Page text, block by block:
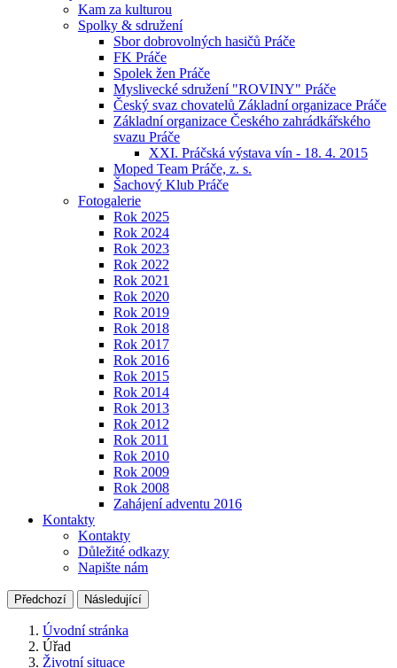
Kam za kulturou
Spolky & sdružení
Sbor dobrovolných hasičů Práče
FK Práče
Spolek žen Práče
Myslivecké sdružení "ROVINY" Práče
Český svaz chovatelů Základní organizace Práče
Základní organizace Českého zahrádkářského
svazu Práče
XXI. Práčská výstava vín - 18. 4. 2015
Moped Team Práče, z. s.
Šachový Klub Práče
Fotogalerie
Rok 2025
Rok 2024
Rok 2023
Rok 2022
Rok 2021
Rok 2020
Rok 2019
Rok 2018
Rok 2017
Rok 2016
Rok 2015
Rok 2014
Rok 2013
Rok 2012
Rok 2011
Rok 2010
Rok 2009
Rok 2008
Zahájení adventu 2016
Kontakty
Kontakty
Důležité odkazy
Napište nám
Předchozí Následující
Úvodní stránka
Úřad
Životní situace